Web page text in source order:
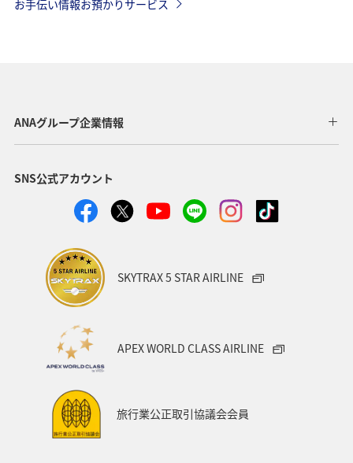
お手伝い情報お預かりサービス
ANAグループ企業情報
SNS公式アカウント
SKYTRAX 5 STAR AIRLINE
APEX WORLD CLASS AIRLINE
旅行業公正取引協議会会員